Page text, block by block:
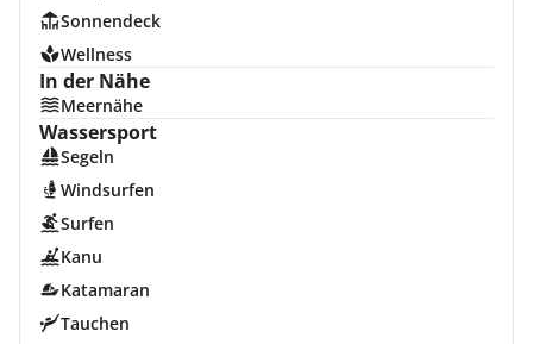
Sonnendeck
Wellness
In der Nähe
Meernähe
Wassersport
Segeln
Windsurfen
Surfen
Kanu
Katamaran
Tauchen